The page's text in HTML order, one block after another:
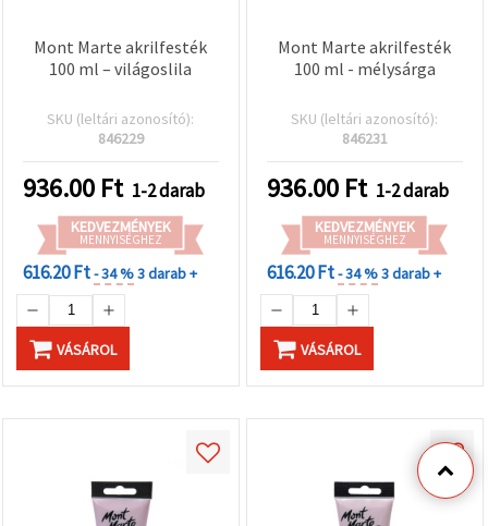
Mont Marte akrilfesték
100 ml – világoslila
SKU (leltári azonosító):
846229
936.00 Ft 1-2 darab
KEDVEZMÉNYEK
MENNYISÉGHEZ
616.20 Ft- 34 %3 darab +
VÁSÁROL
Mont Marte akrilfesték
100 ml - mélysárga
SKU (leltári azonosító):
846231
936.00 Ft 1-2 darab
KEDVEZMÉNYEK
MENNYISÉGHEZ
616.20 Ft- 34 %3 darab +
VÁSÁROL